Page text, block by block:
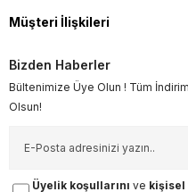
Müşteri İlişkileri
Bizden Haberler
Bültenimize Üye Olun ! Tüm
Olsun!
Üyelik koşullarını ve